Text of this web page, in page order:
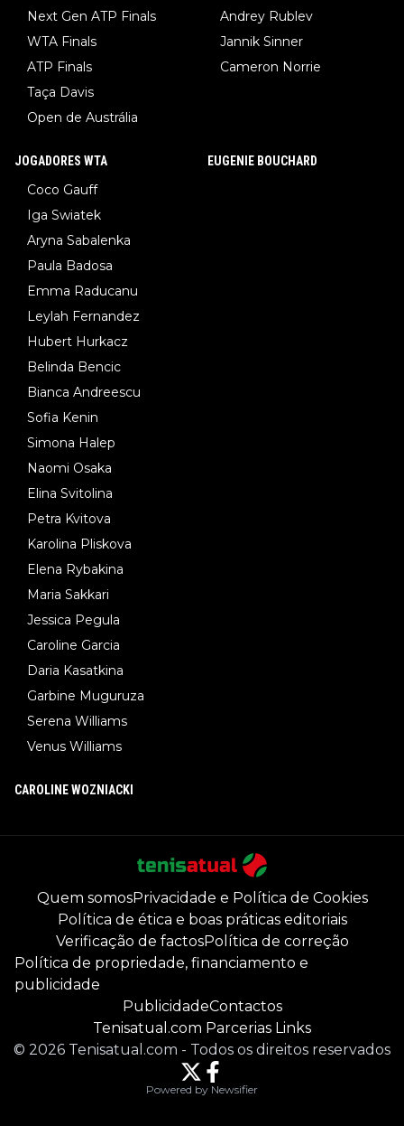
Next Gen ATP Finals
WTA Finals
ATP Finals
Taça Davis
Open de Austrália
Andrey Rublev
Jannik Sinner
Cameron Norrie
JOGADORES WTA
Coco Gauff
Iga Swiatek
Aryna Sabalenka
Paula Badosa
Emma Raducanu
Leylah Fernandez
Hubert Hurkacz
Belinda Bencic
Bianca Andreescu
Sofia Kenin
Simona Halep
Naomi Osaka
Elina Svitolina
Petra Kvitova
Karolina Pliskova
Elena Rybakina
Maria Sakkari
Jessica Pegula
Caroline Garcia
Daria Kasatkina
Garbine Muguruza
Serena Williams
Venus Williams
EUGENIE BOUCHARD
CAROLINE WOZNIACKI
Quem somosPrivacidade e Política de Cookies
Política de ética e boas práticas editoriais
Verificação de factosPolítica de correção
Política de propriedade, financiamento e
publicidade
PublicidadeContactos
Tenisatual.com Parcerias Links
© 2026 Tenisatual.com - Todos os direitos reservados
Powered by Newsifier